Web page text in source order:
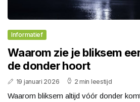
Informatief
Waarom zie je bliksem
de donder hoort
19 januari 2026 2 min leestijd
Waarom bliksem altijd vóór donder